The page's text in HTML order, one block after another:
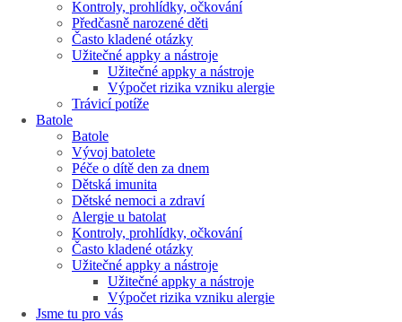
Kontroly, prohlídky, očkování
Předčasně narozené děti
Často kladené otázky
Užitečné appky a nástroje
Užitečné appky a nástroje
Výpočet rizika vzniku alergie
Trávicí potíže
Batole
Batole
Vývoj batolete
Péče o dítě den za dnem
Dětská imunita
Dětské nemoci a zdraví
Alergie u batolat
Kontroly, prohlídky, očkování
Často kladené otázky
Užitečné appky a nástroje
Užitečné appky a nástroje
Výpočet rizika vzniku alergie
Jsme tu pro vás